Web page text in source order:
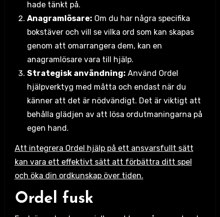
hade tänkt på.
Anagramlösare: Om du har några specifika
bokstäver och vill se vilka ord som kan skapas
genom att omarrangera dem, kan en
anagramlösare vara till hjälp.
Strategisk användning: Använd Ordel
hjälpverktyg med måtta och endast när du
känner att det är nödvändigt. Det är viktigt att
behålla glädjen av att lösa ordutmaningarna på
egen hand.
Att integrera Ordel hjälp på ett ansvarsfullt sätt
kan vara ett effektivt sätt att förbättra ditt spel
och öka din ordkunskap över tiden.
Ordel fusk